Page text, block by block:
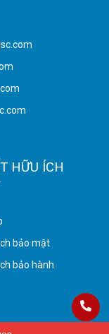
HỮU ÍCH
bảo mật
bảo hành